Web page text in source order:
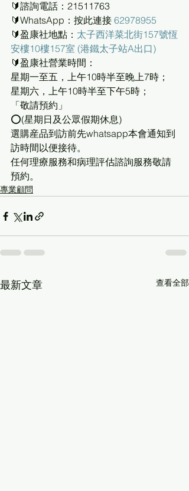
🔰諮詢電話：21511763
🔰WhatsApp：按此連接 62978955
🔰盈康社地點： 太子西洋菜北街157號恆
安樓10樓157室 (港鐵太子站A出口)
🔰盈康社營業時間：
星期一至五，上午10時半至晚上7時；
星期六，上午10時半至下午5時；
「敬請預約」
⭕(星期日及公眾假期休息)
選購産品到訪前先whatsapp本會通知到
訪時間以便接待。
任何理療服務和病理評估諮詢服務敬請
預約。
專業顧問
最新文章 查看全部